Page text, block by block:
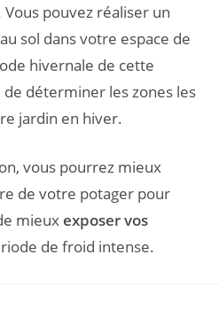
pouvez réaliser un
sol dans votre espace de
hivernale de cette
déterminer les zones les
jardin en hiver.
vous pourrez mieux
de votre potager pour
mieuxexposer vos
de froid intense.